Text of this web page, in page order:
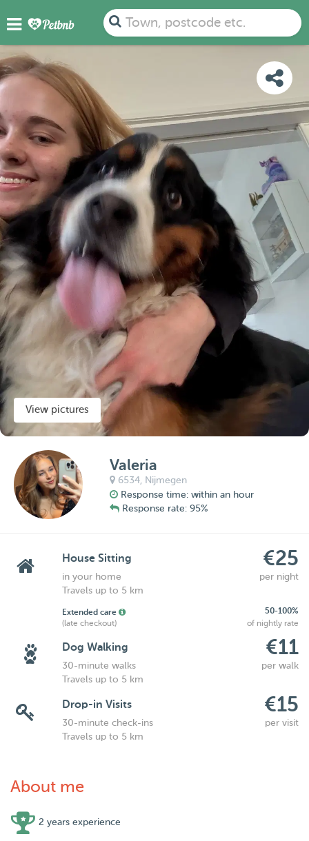
Town, postcode etc.
PHOTOS DETAILS
View pictures
Valeria
6534, Nijmegen
Response time: within an hour
Response rate: 95%
House Sitting €25
in your home
per night
Travels up to 5 km
Extended care
50-100%
(late checkout)
of nightly rate
Dog Walking €11
30-minute walks
per walk
Travels up to 5 km
Drop-in Visits €15
30-minute check-ins
per visit
Travels up to 5 km
About me
2 years experience